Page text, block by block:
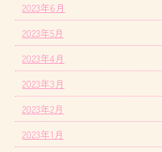
2023年6月
2023年5月
2023年4月
2023年3月
2023年2月
2023年1月